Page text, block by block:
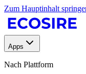
Zum Hauptinhalt
Apps
Nach Plattform